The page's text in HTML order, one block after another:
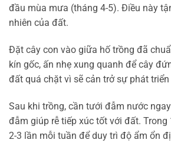
đầu mùa mưa (tháng 4-5). Điều này
nhiên của đất.
Đặt cây con vào giữa hố trồng đã
kín gốc, ấn nhẹ xung quanh để cây
đất quá chặt vì sẽ cản trở sự phát triển
Sau khi trồng, cần tưới đẫm nước
đẫm giúp rễ tiếp xúc tốt với đất. Trong
2-3 lần mỗi tuần để duy trì độ ẩm ổn